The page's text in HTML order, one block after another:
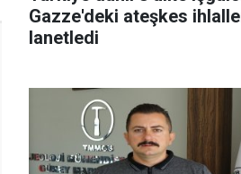
Gazze'deki ateşkes
lanetledi